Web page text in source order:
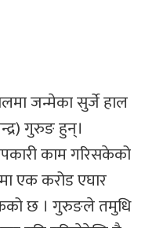
जन्मेका सुर्जे हाल
गुरुङ हुन्।
काम गरिसकेको
एक करोड एघार
छ । गुरुङले तमुधि